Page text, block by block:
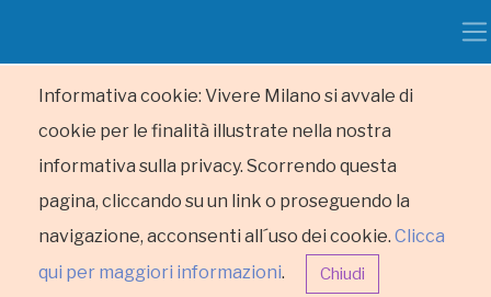
Informativa cookie: Vivere Milano si avvale di
cookie per le finalità illustrate nella nostra
informativa sulla privacy. Scorrendo questa
pagina, cliccando su un link o proseguendo la
navigazione, acconsenti all´uso dei cookie. Clicca
qui per maggiori informazioni. Chiudi